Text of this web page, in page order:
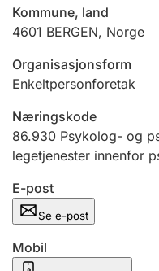
Ektepaktveileder
Offentlig sektor
Andre tema
Kommune, land
4601 BERGEN, Norge
Organisasjonsform
Enkeltpersonforetak
Næringskode
86.930 Psykolog- og
legetjenester innenfor
E-post
Se e-post
Mobil